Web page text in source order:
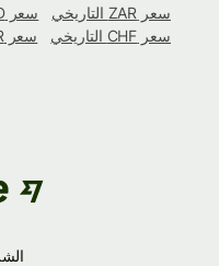
سعر ZAR التاريخي
سعر SGD التاريخي
سعر CHF التاريخي
سعر IDR التاريخي